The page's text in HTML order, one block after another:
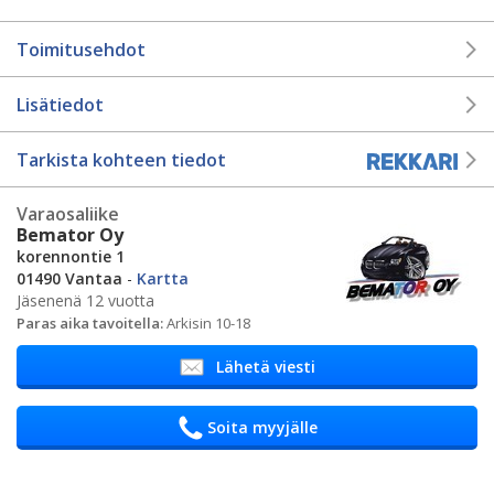
Toimitusehdot
Lisätiedot
Tarkista kohteen tiedot
Varaosaliike
Bemator Oy
korennontie 1
01490 Vantaa - Kartta
Jäsenenä 12 vuotta
Paras aika tavoitella:Arkisin 10-18
Lähetä viesti
Soita myyjälle